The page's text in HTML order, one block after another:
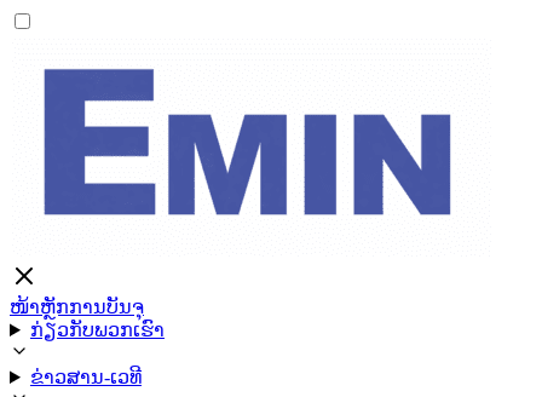
ໜ້າຫຼັກການບັນຈຸ
ກ່ຽວກັບພວກເຮົາ
ຂ່າວສານ-ເວທີ